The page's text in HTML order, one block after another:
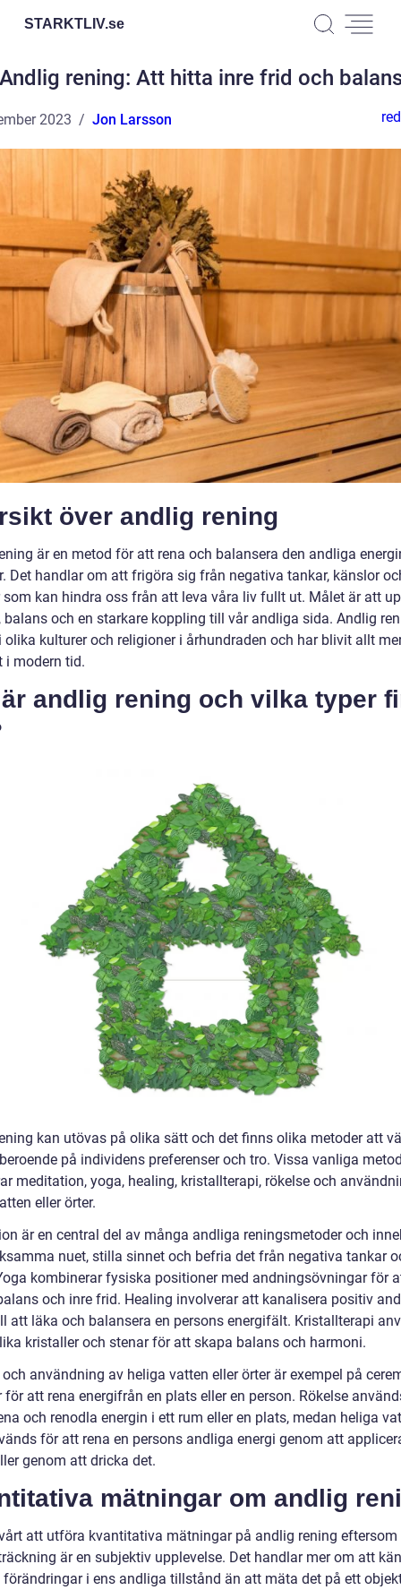
STARKTLIV.se
rening: Att hitta inre frid och
2023 Jon Larsson
över andlig rening
är en metod för att rena och balansera den andliga
Det handlar om att frigöra sig från negativa tankar, känslor
som kan hindra oss från att leva våra liv fullt ut. Målet är att
balans och en starkare koppling till vår andliga sida. Andlig
kulturer och religioner i århundraden och har blivit allt
i modern tid.
är andlig rening och vilka typer
kan utövas på olika sätt och det finns olika metoder att
på individens preferenser och tro. Vissa vanliga
meditation, yoga, healing, kristallterapi, rökelse och
eller örter.
är en central del av många andliga reningsmetoder och
nuet, stilla sinnet och befria det från negativa tankar
kombinerar fysiska positioner med andningsövningar för
och inre frid. Healing involverar att kanalisera positiv
att läka och balansera en persons energifält. Kristallterapi
kristaller och stenar för att skapa balans och harmoni.
och användning av heliga vatten eller örter är exempel på
för att rena energifrån en plats eller en person. Rökelse
och renodla energin i ett rum eller en plats, medan heliga
för att rena en persons andliga energi genom att
genom att dricka det.
mätningar om andlig
att utföra kvantitativa mätningar på andlig rening eftersom
är en subjektiv upplevelse. Det handlar mer om att
förändringar i ens andliga tillstånd än att mäta det på ett